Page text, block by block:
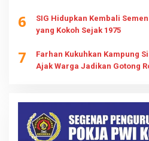
6
SIG Hidupkan Kembali
yang Kokoh Sejak 1975
7
Farhan Kukuhkan Kampung
Ajak Warga Jadikan Gotong